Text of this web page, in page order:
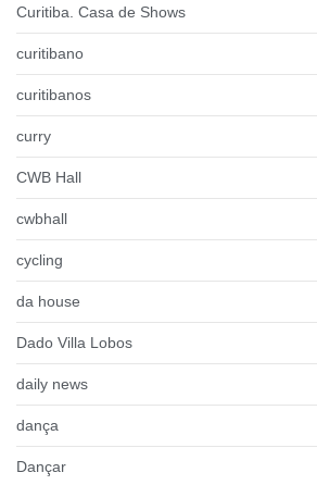
Curitiba. Casa de Shows
curitibano
curitibanos
curry
CWB Hall
cwbhall
cycling
da house
Dado Villa Lobos
daily news
dança
Dançar